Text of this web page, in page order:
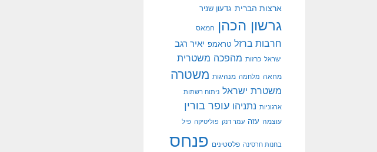
ארצות הברית גדעון שניר
גרשון הכהן חמאס
חרבות ברזל טראמפ יאיר רגב
ישראל כרזות מהפכה משטרית
מחאה מלחמה מנהיגות משטרה
משטרת ישראל ניתוח רשתות
ארגוניות נתניהו עופר בורין
עוצמה עזה עמר דנק פוליטיקה פיל
בחנות חרסינה פלסטינים פנחס